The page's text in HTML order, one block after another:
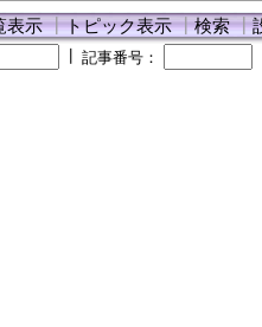
表示┃トピック表示┃検索┃
記事番号：